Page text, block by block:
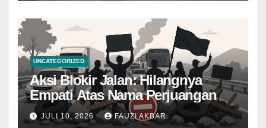
UNCATEGORIZED
Aksi Blokir Jalan: Hilangnya
Empati Atas Nama Perjuangan
JULI 10, 2026 FAUZI AKBAR